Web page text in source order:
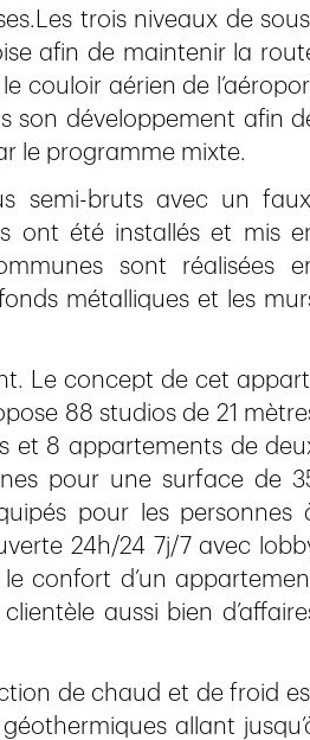
trois niveaux de
afin de maintenir la
couloir aérien de
son développement afin
le programme mixte.
semi-bruts avec un
ont été installés et mis
sont réalisées
métalliques et les
Le concept de cet
88 studios de 21
et 8 appartements de
pour une surface de
pour les personnes
24h/24 7j/7 avec
confort d’un
aussi bien
de chaud et de froid
allant